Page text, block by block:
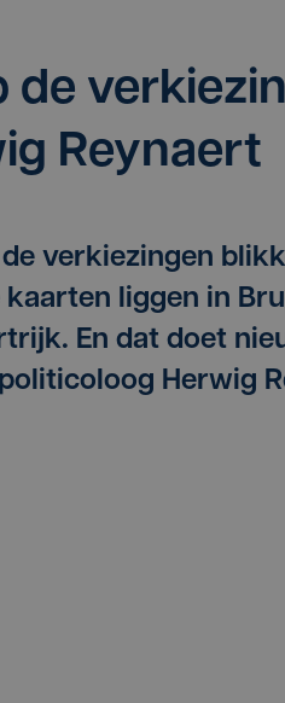
de
Reynaert
verkiezingen
liggen in
En dat doet
Herwig